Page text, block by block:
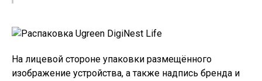
На лицевой стороне упаковки размещённого
изображение устройства, а также надпись бренда и